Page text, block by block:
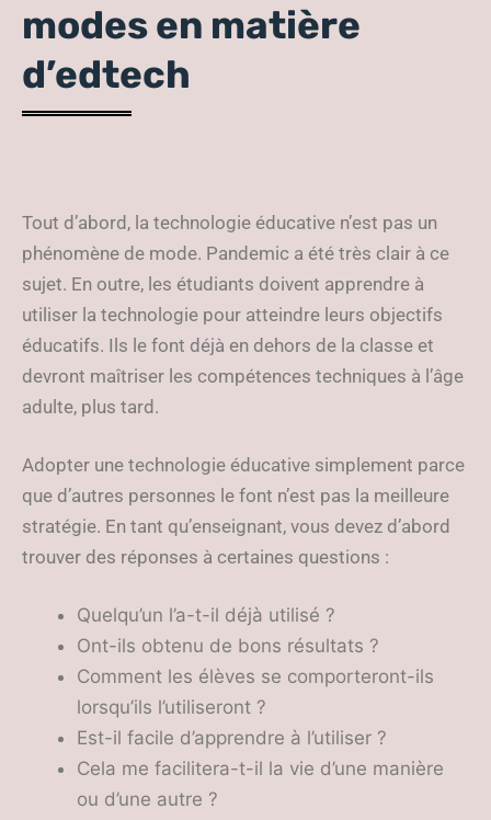
modes en matière
d’edtech
Tout d’abord, la technologie éducative n’est pas un
phénomène de mode. Pandemic a été très clair à ce
sujet. En outre, les étudiants doivent apprendre à
utiliser la technologie pour atteindre leurs objectifs
éducatifs. Ils le font déjà en dehors de la classe et
devront maîtriser les compétences techniques à l’âge
adulte, plus tard.
Adopter une technologie éducative simplement parce
que d’autres personnes le font n’est pas la meilleure
stratégie. En tant qu’enseignant, vous devez d’abord
trouver des réponses à certaines questions :
Quelqu’un l’a-t-il déjà utilisé ?
Ont-ils obtenu de bons résultats ?
Comment les élèves se comporteront-ils
lorsqu’ils l’utiliseront ?
Est-il facile d’apprendre à l’utiliser ?
Cela me facilitera-t-il la vie d’une manière
ou d’une autre ?